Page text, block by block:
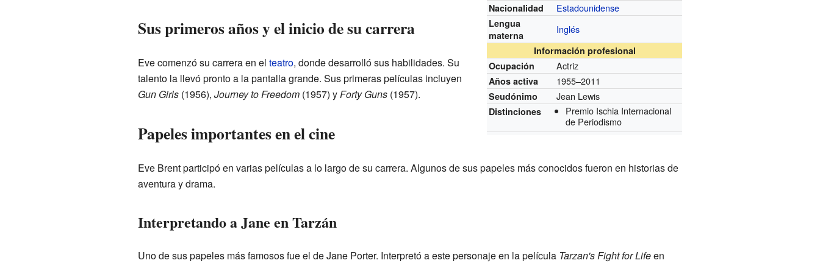
Nacionalidad Estadounidense
Lengua
materna
Inglés
Información profesional
Ocupación
Actriz
Años activa 1955–2011
Seudónimo Jean Lewis
Distinciones
Premio Ischia Internacional
de Periodismo
Sus primeros años y el inicio de su carrera
Eve comenzó su carrera en el teatro, donde desarrolló sus habilidades. Su
talento la llevó pronto a la pantalla grande. Sus primeras películas incluyen
Gun Girls(1956), Journey to Freedom(1957) yForty Guns(1957).
Papeles importantes en el cine
Eve Brent participó en varias películas a lo largo de su carrera. Algunos de sus papeles más conocidos fueron en historias de
aventura y drama.
Interpretando a Jane en Tarzán
Uno de sus papeles más famosos fue el de Jane Porter. Interpretó a este personaje en la película Tarzan's Fight for Lifeen